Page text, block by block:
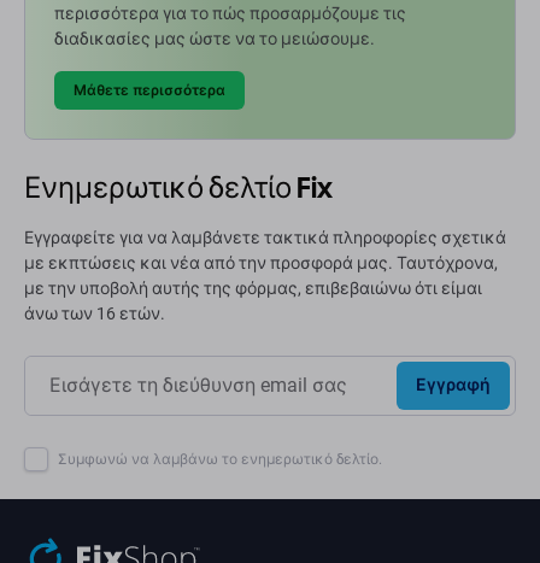
περισσότερα για το πώς προσαρμόζουμε τις
διαδικασίες μας ώστε να το μειώσουμε.
Μάθετε περισσότερα
Ενημερωτικό δελτίο Fix
Εγγραφείτε για να λαμβάνετε τακτικά πληροφορίες σχετικά
με εκπτώσεις και νέα από την προσφορά μας. Ταυτόχρονα,
με την υποβολή αυτής της φόρμας, επιβεβαιώνω ότι είμαι
άνω των 16 ετών.
Εγγραφή
Συμφωνώ να λαμβάνω το ενημερωτικό δελτίο.